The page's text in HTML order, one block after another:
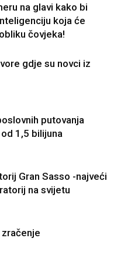
na glavi kako bi
koja će
čovjeka!
gdje su novci iz
putovanja
1,5 bilijuna
Gran Sasso -najveći
na svijetu